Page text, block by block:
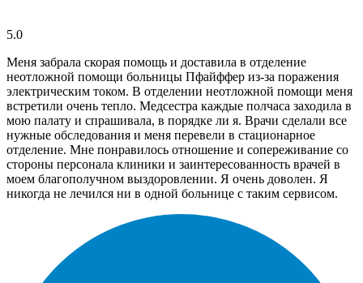
5.0
Меня забрала скорая помощь и доставила в отделение
неотложной помощи больницы Пфайффер из-за поражения
электрическим током. В отделении неотложной помощи меня
встретили очень тепло. Медсестра каждые полчаса заходила в
мою палату и спрашивала, в порядке ли я. Врачи сделали все
нужные обследования и меня перевели в стационарное
отделение. Мне понравилось отношение и сопереживание со
стороны персонала клиники и заинтересованность врачей в
моем благополучном выздоровлении. Я очень доволен. Я
никогда не лечился ни в одной больнице с таким сервисом.